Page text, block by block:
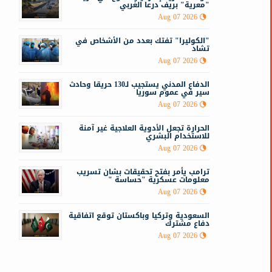
"معرية" بريف درعا الغربي
Aug 07 2026
"الكوليرا" تفتك بعدد من الأشخاص في
تشاد
Aug 07 2026
الدفاع المدني يستجيب لـ130 حريقا وحادث
سير في عموم سوريا
Aug 07 2026
الحرارة تجعل الأدوية العلاجية غير آمنة
للاستخدام البشري
Aug 07 2026
ترامب يأمر بفتح تحقيقات بشان تسريب
معلومات عسكرية "حساسة "
Aug 07 2026
السعودية وتركيا وباكستان توقع اتفاقية
دفاع مشترك
Aug 07 2026